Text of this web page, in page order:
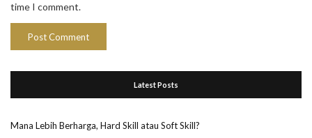
time I comment.
Latest Posts
Mana Lebih Berharga, Hard Skill atau Soft Skill?